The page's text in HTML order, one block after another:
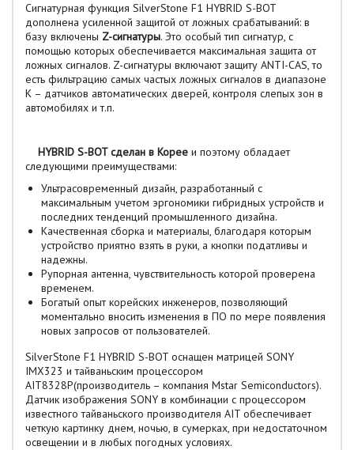
Сигнатурная функция SilverStone F1 HYBRID S-BOT
дополнена усиленной защитой от ложных срабатываний: в
базу включены Z-сигнатуры. Это особый тип сигнатур, с
помощью которых обеспечивается максимальная защита от
ложных сигналов. Z-сигнатуры включают защиту ANTI-CAS, то
есть фильтрацию самых частых ложных сигналов в диапазоне
К – датчиков автоматических дверей, контроля слепых зон в
автомобилях и т.п.
HYBRID S-BOT сделан в Корее и поэтому обладает
следующими преимуществами:
Ультрасовременный дизайн, разработанный с
максимальным учетом эргономики гибридных устройств и
последних тенденций промышленного дизайна.
Качественная сборка и материалы, благодаря которым
устройство приятно взять в руки, а кнопки податливы и
надежны.
Рупорная антенна, чувствительность которой проверена
временем.
Богатый опыт корейских инженеров, позволяющий
моментально вносить изменения в ПО по мере появления
новых запросов от пользователей.
SilverStone F1 HYBRID S-BOT оснащен матрицей SONY
IMX323 и тайваньским процессором
AIT8328P(производитель – компания Mstar Semiconductors).
Датчик изображения SONY в комбинации с процессором
известного тайваньского производителя AIT обеспечивает
четкую картинку днем, ночью, в сумерках, при недостаточном
освещении и в любых погодных условиях.